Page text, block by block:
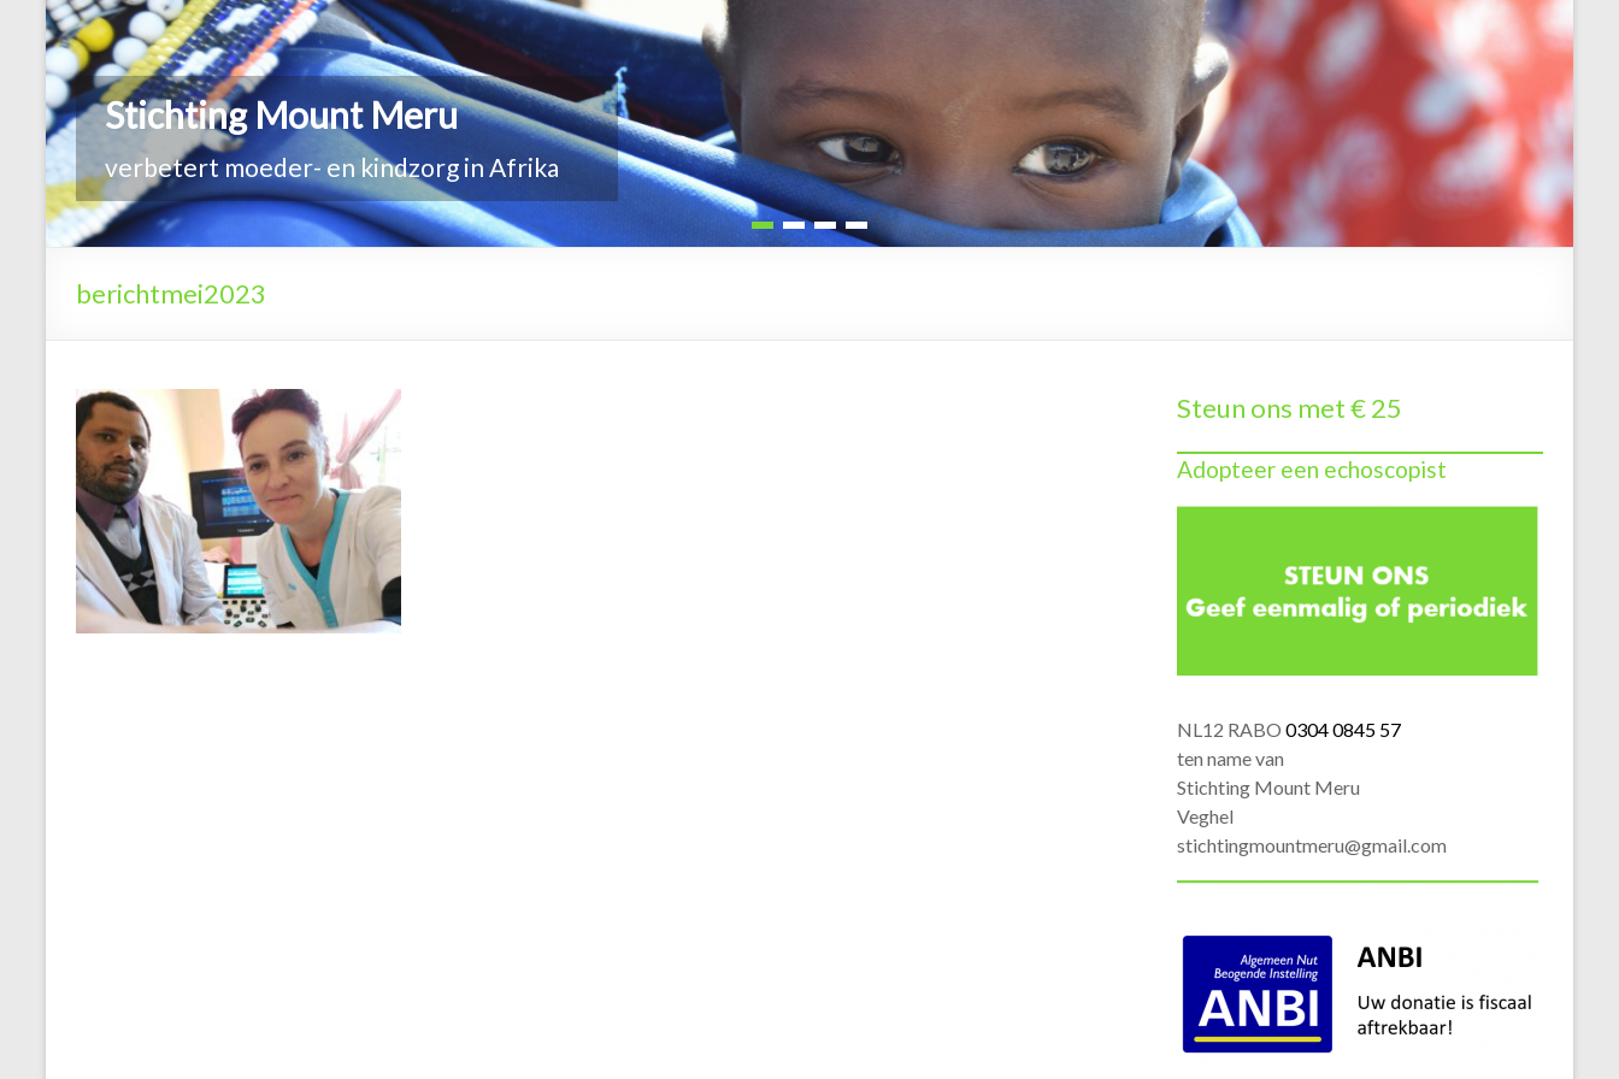
berichtmei2023
Steun ons met € 25
Adopteer een echoscopist
NL12 RABO 0304 0845 57
ten name van
Stichting Mount Meru
Veghel
stichtingmountmeru@gmail.com